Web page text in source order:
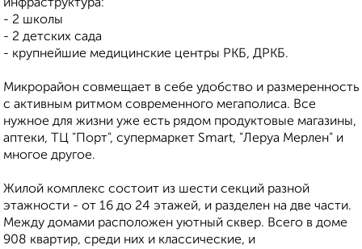
инфраструктура:
- 2 школы
- 2 детских сада
- крупнейшие медицинские центры РКБ, ДРКБ.
Микрорайон совмещает в себе удобство и размеренность
с активным ритмом современного мегаполиса. Все
нужное для жизни уже есть рядом продуктовые магазины,
аптеки, ТЦ "Порт", супермаркет Smart, "Леруа Мерлен" и
многое другое.
Жилой комплекс состоит из шести секций разной
этажности - от 16 до 24 этажей, и разделен на две части.
Между домами расположен уютный сквер. Всего в доме
908 квартир, среди них и классические, и